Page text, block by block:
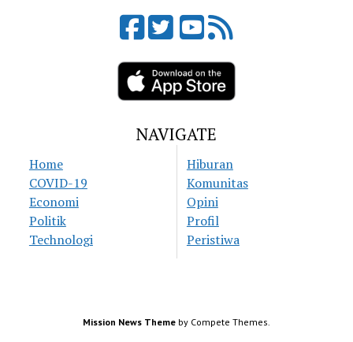
NAVIGATE
Home
COVID-19
Economi
Politik
Technologi
Hiburan
Komunitas
Opini
Profil
Peristiwa
Mission News Theme by Compete Themes.